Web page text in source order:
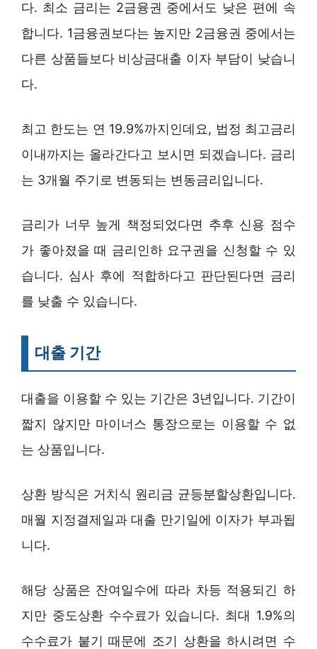
다. 최소 금리는 2금융권 중에서도 낮은 편에 속
합니다. 1금융권보다는 높지만 2금융권 중에서는
다른 상품들보다 비상금대출 이자 부담이 낮습니
다.
최고 한도는 연 19.9%까지인데요, 법정 최고금리
이내까지는 올라간다고 보시면 되겠습니다. 금리
는 3개월 주기로 변동되는 변동금리입니다.
금리가 너무 높게 책정되었다면 추후 신용 점수
가 좋아졌을 때 금리인하 요구권을 신청할 수 있
습니다. 심사 후에 적합하다고 판단된다면 금리
를 낮출 수 있습니다.
대출 기간
대출을 이용할 수 있는 기간은 3년입니다. 기간이
짧지 않지만 마이너스 통장으로는 이용할 수 없
는 상품입니다.
상환 방식은 거치식 원리금 균등분할상환입니다.
매월 지정결제일과 대출 만기일에 이자가 부과됩
니다.
해당 상품은 잔여일수에 따라 차등 적용되긴 하
지만 중도상환 수수료가 있습니다. 최대 1.9%의
수수료가 붙기 때문에 조기 상환을 하시려면 수